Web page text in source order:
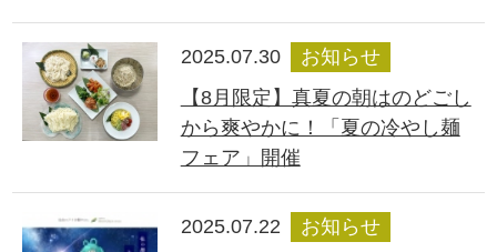
2025.07.30
お知らせ
【8月限定】真夏の朝はのどごし
から爽やかに！「夏の冷やし麺
フェア」開催
2025.07.22
お知らせ